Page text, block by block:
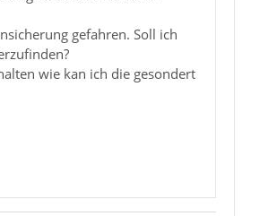
gefahren. Soll ich
wie kan ich die gesondert